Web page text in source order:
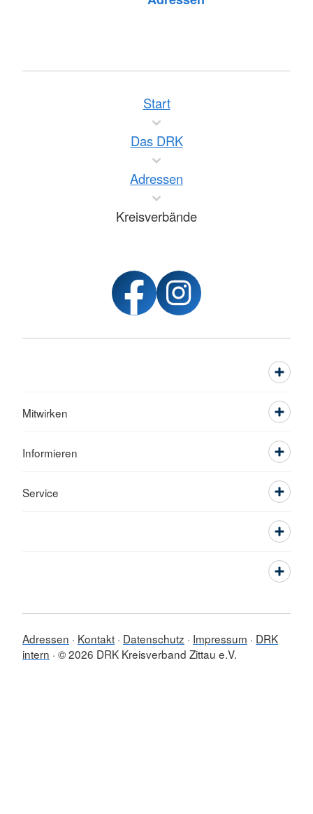
Start
Das DRK
Adressen
Kreisverbände
Mitwirken
Informieren
Service
Adressen Kontakt Datenschutz Impressum
DRK
intern © 2026 DRK Kreisverband Zittau e.V.